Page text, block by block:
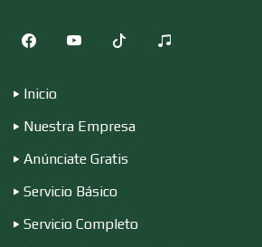
Compresores de aire
Conferencias Empresariales
Inicio
Nuestra Empresa
Anúnciate Gratis
Servicio Básico
Servicio Completo